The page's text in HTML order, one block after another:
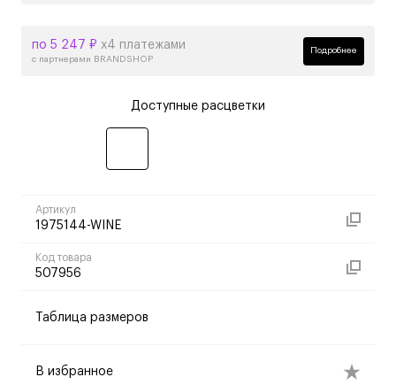
по 5 247 ₽ х4 платежами
с партнерами BRANDSHOP
Подробнее
Доступные расцветки
Артикул
1975144-WINE
Код товара
507956
Таблица размеров
В избранное